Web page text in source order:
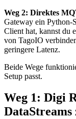
Weg 2: Direktes
Gateway ein Python-
Client hat, kannst du
von TagoIO
geringere Latenz.
Beide Wege
Setup passt.
Weg 1: Digi
DataStreams